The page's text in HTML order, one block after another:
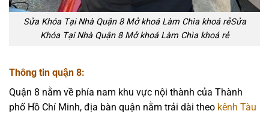
Sửa Khóa Tại Nhà Quận 8 Mở khoá Làm Chìa khoá rẻSửa
Khóa Tại Nhà Quận 8 Mở khoá Làm Chìa khoá rẻ
Thông tin quận 8:
Quận 8 nằm về phía nam khu vực nội thành của Thành
phố Hồ Chí Minh, địa bàn quận nằm trải dài theo kênh Tàu